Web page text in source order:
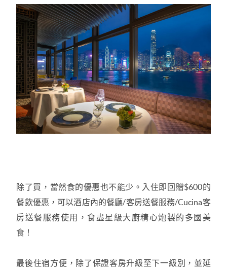
除了買，當然食的優惠也不能少。入住即回贈$600的
餐飲優惠，可以酒店內的餐廳/客房送餐服務/Cucina客
房送餐服務使用，食盡星級大廚精心炮製的多國美
食！
最後住宿方便，除了保證客房升級至下一級別，並延